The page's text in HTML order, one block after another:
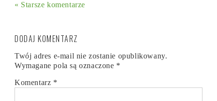
« Starsze komentarze
DODAJ KOMENTARZ
Twój adres e-mail nie zostanie opublikowany.
Wymagane pola są oznaczone *
Komentarz *